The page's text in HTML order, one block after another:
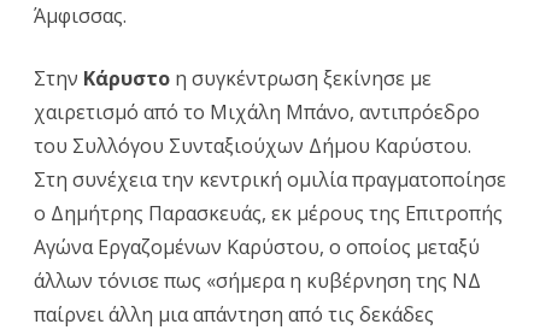
Άμφισσας.
Στην Κάρυστο η συγκέντρωση ξεκίνησε με
χαιρετισμό από το Μιχάλη Μπάνο, αντιπρόεδρο
του Συλλόγου Συνταξιούχων Δήμου Καρύστου.
Στη συνέχεια την κεντρική ομιλία πραγματοποίησε
ο Δημήτρης Παρασκευάς, εκ μέρους της Επιτροπής
Αγώνα Εργαζομένων Καρύστου, ο οποίος μεταξύ
άλλων τόνισε πως «σήμερα η κυβέρνηση της ΝΔ
παίρνει άλλη μια απάντηση από τις δεκάδες